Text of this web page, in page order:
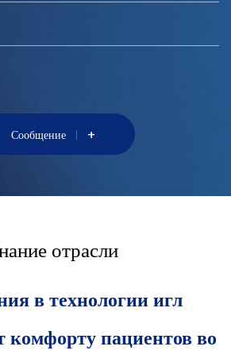
Сообщение +
отрасли
в технологии игл
комфорту пациентов во